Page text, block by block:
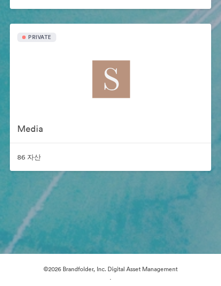
PRIVATE
Media
86 자산
©2026 Brandfolder, Inc. Digital Asset Management
·